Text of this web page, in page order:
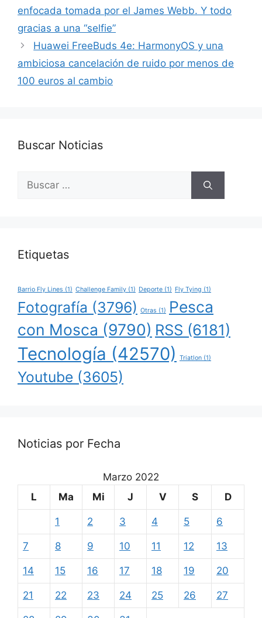
enfocada tomada por el James Webb. Y todo
gracias a una “selfie”
Huawei FreeBuds 4e: HarmonyOS y una
ambiciosa cancelación de ruido por menos de
100 euros al cambio
Buscar Noticias
Buscar:
Etiquetas
Barrio Fly Lines (1) Challenge Family (1) Deporte (1) Fly Tying (1)
Fotografía (3796) Otras (1)
Pesca
con Mosca (9790) RSS (6181)
Tecnología (42570) Triatlon (1)
Youtube (3605)
Noticias por Fecha
Marzo 2022
L
Ma Mi J V S D
1 2 3 4 5 6
7 8 9 10 11 12 13
14 15 16 17 18 19 20
21 22 23 24 25 26 27